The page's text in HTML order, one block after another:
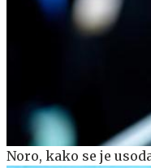
Noro, kako se je